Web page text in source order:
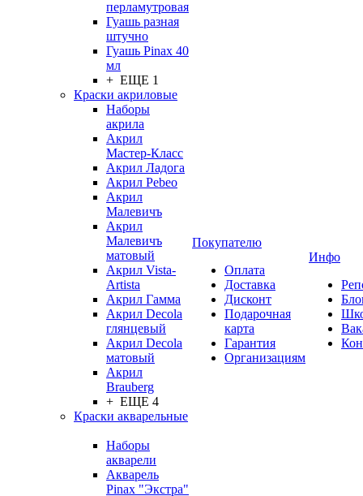
перламутровая
Гуашь разная
штучно
Гуашь Pinax 40
мл
+ ЕЩЕ 1
Краски акриловые
Наборы
акрила
Акрил
Мастер-Класс
Акрил Ладога
Акрил Pebeo
Акрил
Малевичъ
Акрил
Малевичъ
матовый
Акрил Vista-
Artista
Акрил Гамма
Акрил Decola
глянцевый
Акрил Decola
матовый
Акрил
Brauberg
+ ЕЩЕ 4
Краски акварельные
Наборы
акварели
Акварель
Pinax "Экстра"
Покупателю
Оплата
Доставка
Дисконт
Подарочная
карта
Гарантия
Организациям
Инфо